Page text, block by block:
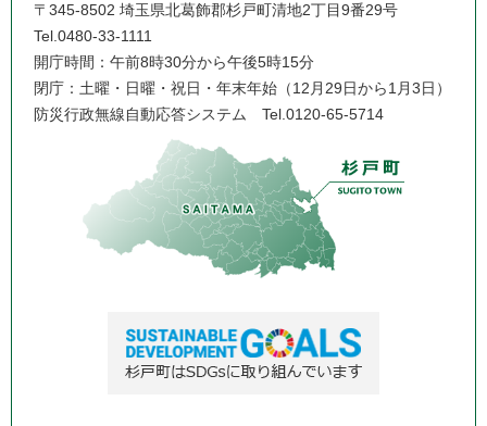
〒345-8502 埼玉県北葛飾郡杉戸町清地2丁目9番29号
Tel.0480-33-1111
開庁時間：午前8時30分から午後5時15分
閉庁：土曜・日曜・祝日・年末年始（12月29日から1月3日）
防災行政無線自動応答システム Tel.0120-65-5714